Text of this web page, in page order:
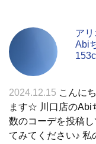
ア
Abi
2024.12.15 こんに
ます☆ 川口店のAbi
数のコーデを投稿し
てみてください♪ 私